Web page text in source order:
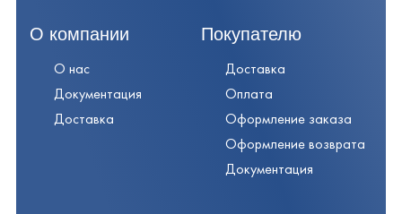
О компании
О нас
Документация
Доставка
Покупателю
Доставка
Оплата
Оформление заказа
Оформление возврата
Документация